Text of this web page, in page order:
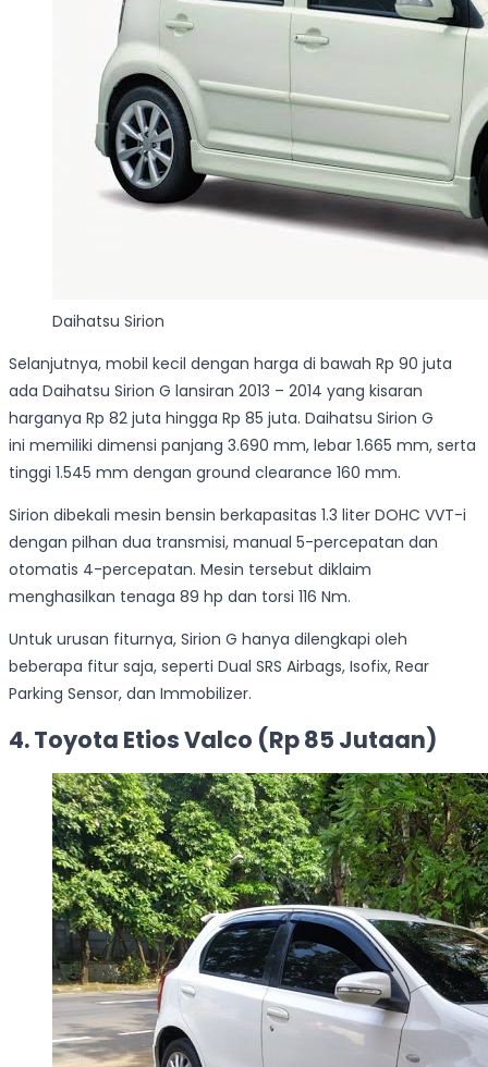
Daihatsu Sirion
Selanjutnya, mobil kecil dengan harga di bawah Rp 90 juta
ada Daihatsu Sirion G lansiran 2013 – 2014 yang kisaran
harganya Rp 82 juta hingga Rp 85 juta. Daihatsu Sirion G
ini memiliki dimensi panjang 3.690 mm, lebar 1.665 mm, serta
tinggi 1.545 mm dengan ground clearance 160 mm.
Sirion dibekali mesin bensin berkapasitas 1.3 liter DOHC VVT-i
dengan pilhan dua transmisi, manual 5-percepatan dan
otomatis 4-percepatan. Mesin tersebut diklaim
menghasilkan tenaga 89 hp dan torsi 116 Nm.
Untuk urusan fiturnya, Sirion G hanya dilengkapi oleh
beberapa fitur saja, seperti Dual SRS Airbags, Isofix, Rear
Parking Sensor, dan Immobilizer.
4. Toyota Etios Valco (Rp 85 Jutaan)